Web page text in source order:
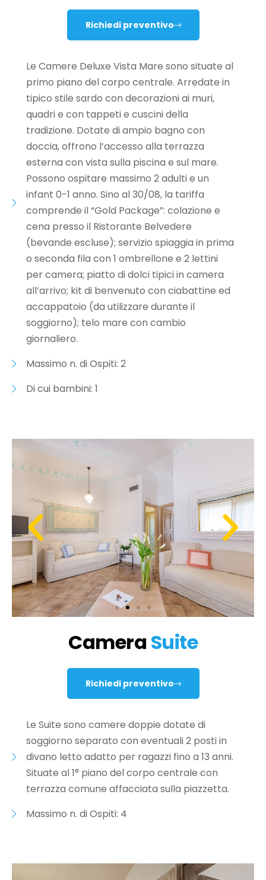
Richiedi preventivo
Le Camere Deluxe Vista Mare sono situate al
primo piano del corpo centrale. Arredate in
tipico stile sardo con decorazioni ai muri,
quadri e con tappeti e cuscini della
tradizione. Dotate di ampio bagno con
doccia, offrono l’accesso alla terrazza
esterna con vista sulla piscina e sul mare.
Possono ospitare massimo 2 adulti e un
infant 0-1 anno. Sino al 30/08, la tariffa
comprende il “Gold Package”: colazione e
cena presso il Ristorante Belvedere
(bevande escluse); servizio spiaggia in prima
o seconda fila con 1 ombrellone e 2 lettini
per camera; piatto di dolci tipici in camera
all’arrivo; kit di benvenuto con ciabattine ed
accappatoio (da utilizzare durante il
soggiorno); telo mare con cambio
giornaliero.
Massimo n. di Ospiti: 2
Di cui bambini: 1
Camera Suite
Richiedi preventivo
Le Suite sono camere doppie dotate di
soggiorno separato con eventuali 2 posti in
divano letto adatto per ragazzi fino a 13 anni.
Situate al 1° piano del corpo centrale con
terrazza comune affacciata sulla piazzetta.
Massimo n. di Ospiti: 4